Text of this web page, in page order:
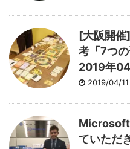
[大阪開催
考「7つ
2019年
2019/04/11
Microsoft
ていただ